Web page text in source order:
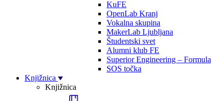
KuFE
OpenLab Kranj
Vokalna skupina
MakerLab Ljubljana
Študentski svet
Alumni klub FE
Superior Engineering – Formula
SOS točka
Knjižnica
Knjižnica